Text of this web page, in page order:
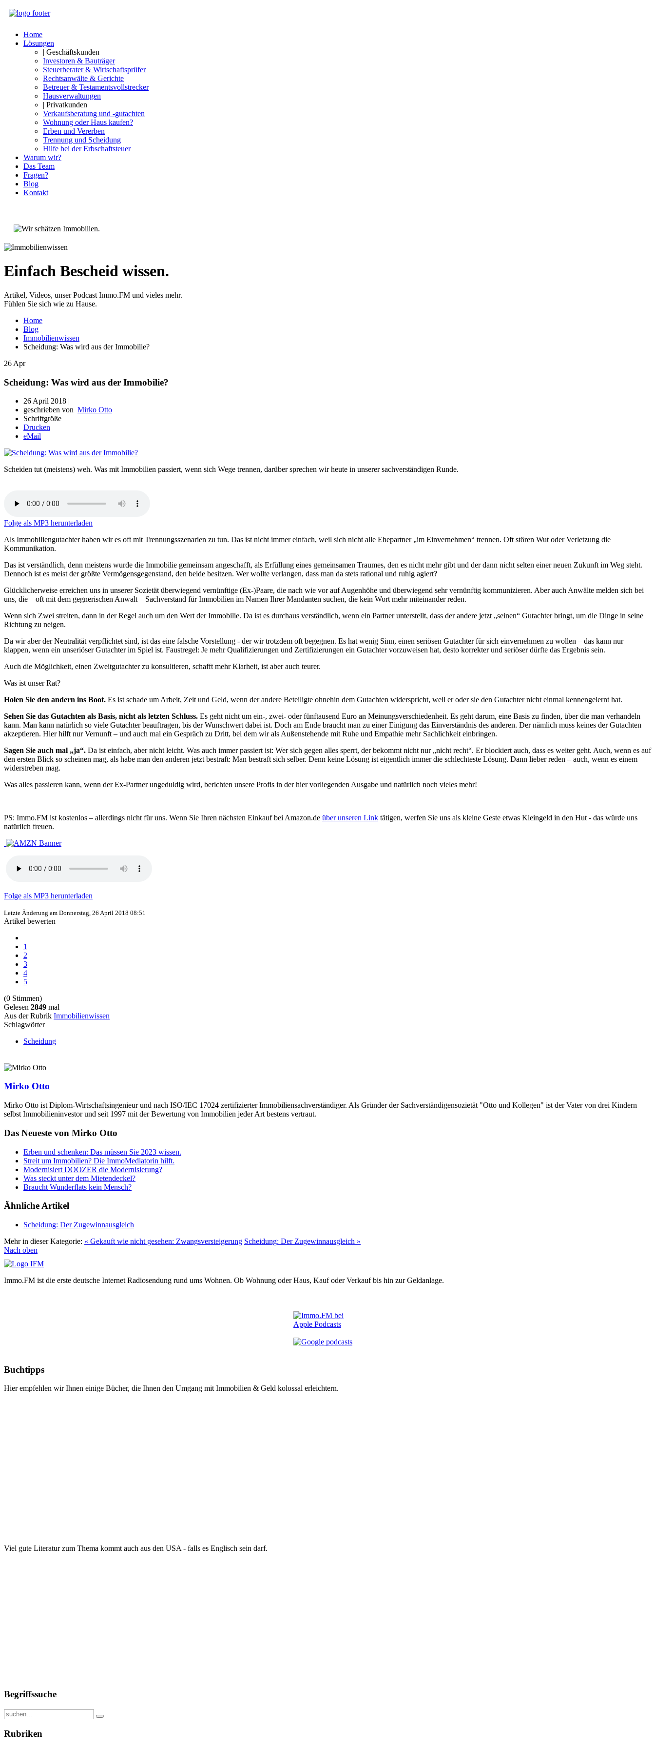
Home
Lösungen
| Geschäftskunden
Investoren & Bauträger
Steuerberater & Wirtschaftsprüfer
Rechtsanwälte & Gerichte
Betreuer & Testamentsvollstrecker
Hausverwaltungen
| Privatkunden
Verkaufsberatung und -gutachten
Wohnung oder Haus kaufen?
Erben und Vererben
Trennung und Scheidung
Hilfe bei der Erbschaftsteuer
Warum wir?
Das Team
Fragen?
Blog
Kontakt
Einfach Bescheid wissen.
Artikel, Videos, unser Podcast Immo.FM und vieles mehr.
Fühlen Sie sich wie zu Hause.
Home
Blog
Immobilienwissen
Scheidung: Was wird aus der Immobilie?
26 Apr
Scheidung: Was wird aus der Immobilie?
26 April 2018 |
geschrieben von Mirko Otto
Schriftgröße
Drucken
eMail
Scheiden tut (meistens) weh. Was mit Immobilien passiert, wenn sich Wege trennen, darüber sprechen wir heute in unserer sachverständigen Runde.
Folge als MP3 herunterladen
Als Immobiliengutachter haben wir es oft mit Trennungsszenarien zu tun. Das ist nicht immer einfach, weil sich nicht alle Ehepartner „im Einvernehmen“ trennen. Oft stören Wut oder Verletzung die
Kommunikation.
Das ist verständlich, denn meistens wurde die Immobilie gemeinsam angeschafft, als Erfüllung eines gemeinsamen Traumes, den es nicht mehr gibt und der dann nicht selten einer neuen Zukunft im Weg steht.
Dennoch ist es meist der größte Vermögensgegenstand, den beide besitzen. Wer wollte verlangen, dass man da stets rational und ruhig agiert?
Glücklicherweise erreichen uns in unserer Sozietät überwiegend vernünftige (Ex-)Paare, die nach wie vor auf Augenhöhe und überwiegend sehr vernünftig kommunizieren. Aber auch Anwälte melden sich bei
uns, die – oft mit dem gegnerischen Anwalt – Sachverstand für Immobilien im Namen Ihrer Mandanten suchen, die kein Wort mehr miteinander reden.
Wenn sich Zwei streiten, dann in der Regel auch um den Wert der Immobilie. Da ist es durchaus verständlich, wenn ein Partner unterstellt, dass der andere jetzt „seinen“ Gutachter bringt, um die Dinge in seine
Richtung zu neigen.
Da wir aber der Neutralität verpflichtet sind, ist das eine falsche Vorstellung - der wir trotzdem oft begegnen. Es hat wenig Sinn, einen seriösen Gutachter für sich einvernehmen zu wollen – das kann nur
klappen, wenn ein unseriöser Gutachter im Spiel ist. Faustregel: Je mehr Qualifizierungen und Zertifizierungen ein Gutachter vorzuweisen hat, desto korrekter und seriöser dürfte das Ergebnis sein.
Auch die Möglichkeit, einen Zweitgutachter zu konsultieren, schafft mehr Klarheit, ist aber auch teurer.
Was ist unser Rat?
Holen Sie den andern ins Boot. Es ist schade um Arbeit, Zeit und Geld, wenn der andere Beteiligte ohnehin dem Gutachten widerspricht, weil er oder sie den Gutachter nicht einmal kennengelernt hat.
Sehen Sie das Gutachten als Basis, nicht als letzten Schluss. Es geht nicht um ein-, zwei- oder fünftausend Euro an Meinungsverschiedenheit. Es geht darum, eine Basis zu finden, über die man verhandeln
kann. Man kann natürlich so viele Gutachter beauftragen, bis der Wunschwert dabei ist. Doch am Ende braucht man zu einer Einigung das Einverständnis des anderen. Der nämlich muss keines der Gutachten
akzeptieren. Hier hilft nur Vernunft – und auch mal ein Gespräch zu Dritt, bei dem wir als Außenstehende mit Ruhe und Empathie mehr Sachlichkeit einbringen.
Sagen Sie auch mal „ja“. Da ist einfach, aber nicht leicht. Was auch immer passiert ist: Wer sich gegen alles sperrt, der bekommt nicht nur „nicht recht“. Er blockiert auch, dass es weiter geht. Auch, wenn es auf
den ersten Blick so scheinen mag, als habe man den anderen jetzt bestraft: Man bestraft sich selber. Denn keine Lösung ist eigentlich immer die schlechteste Lösung. Dann lieber reden – auch, wenn es einem
widerstreben mag.
Was alles passieren kann, wenn der Ex-Partner ungeduldig wird, berichten unsere Profis in der hier vorliegenden Ausgabe und natürlich noch vieles mehr!
PS: Immo.FM ist kostenlos – allerdings nicht für uns. Wenn Sie Ihren nächsten Einkauf bei Amazon.de über unseren Link tätigen, werfen Sie uns als kleine Geste etwas Kleingeld in den Hut - das würde uns
natürlich freuen.
Folge als MP3 herunterladen
Letzte Änderung am Donnerstag, 26 April 2018 08:51
Artikel bewerten
1
2
3
4
5
(0 Stimmen)
Gelesen 2849 mal
Aus der Rubrik Immobilienwissen
Schlagwörter
Scheidung
Mirko Otto
Mirko Otto ist Diplom-Wirtschaftsingenieur und nach ISO/IEC 17024 zertifizierter Immobiliensachverständiger. Als Gründer der Sachverständigensozietät "Otto und Kollegen" ist der Vater von drei Kindern
selbst Immobilieninvestor und seit 1997 mit der Bewertung von Immobilien jeder Art bestens vertraut.
Das Neueste von Mirko Otto
Erben und schenken: Das müssen Sie 2023 wissen.
Streit um Immobilien? Die ImmoMediatorin hilft.
Modernisiert DOOZER die Modernisierung?
Was steckt unter dem Mietendeckel?
Braucht Wunderflats kein Mensch?
Ähnliche Artikel
Scheidung: Der Zugewinnausgleich
Mehr in dieser Kategorie: « Gekauft wie nicht gesehen: Zwangsversteigerung Scheidung: Der Zugewinnausgleich »
Nach oben
Immo.FM ist die erste deutsche Internet Radiosendung rund ums Wohnen. Ob Wohnung oder Haus, Kauf oder Verkauf bis hin zur Geldanlage.
Buchtipps
Hier empfehlen wir Ihnen einige Bücher, die Ihnen den Umgang mit Immobilien & Geld kolossal erleichtern.
Viel gute Literatur zum Thema kommt auch aus den USA - falls es Englisch sein darf.
Begriffssuche
Rubriken